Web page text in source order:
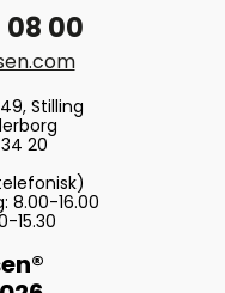
08 00
Stilling
20
8.00-16.00
15.30